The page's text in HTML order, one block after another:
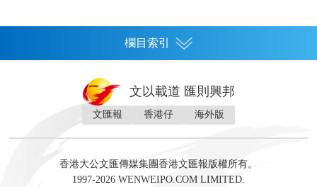
欄目索引
灣區人
財經 地產 投資 財評 數字經濟
文以載道 匯則興邦
文匯報 香港仔 海外版
香港大公文匯傳媒集團香港文匯報版權所有。
1997-2026 WENWEIPO.COM LIMITED.